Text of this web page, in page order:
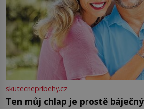
skutecnepribehy.cz
Ten můj chlap je prostě báječný